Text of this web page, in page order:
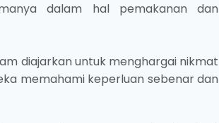
dalam hal pemakanan dan
diajarkan untuk menghargai nikmat
memahami keperluan sebenar dan